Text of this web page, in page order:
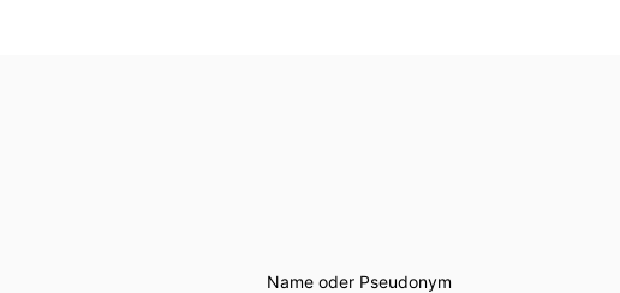
Name oder Pseudonym